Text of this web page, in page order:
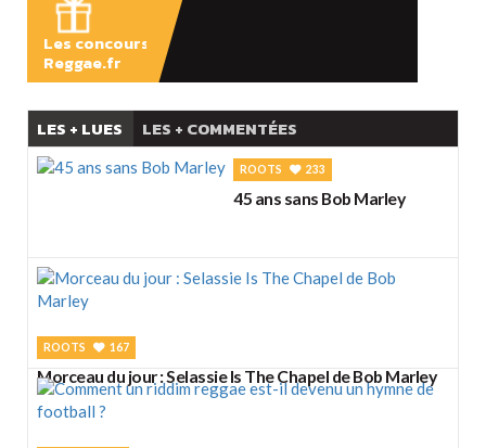
Les concours
Reggae.fr
LES + LUES LES + COMMENTÉES
ROOTS 233
45 ans sans Bob Marley
ROOTS 167
Morceau du jour : Selassie Is The Chapel de Bob Marley